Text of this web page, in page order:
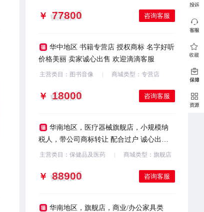
￥ 咨询客服
华中地区 书籍专营店 授权商标 名字好听
价格美丽 卖家诚心出售 欢迎滴滴客服
主营类目：图书音像 商城类型：专营店
￥ 咨询客服
华南地区，医疗器械旗舰店，小规模纳
税人，带公司商标转让 配合过户 诚心出售
欢迎咨询
主营类目：保健品及医药 商城类型：旗舰店
￥ 咨询客服
华南地区，旗舰店，商业/办公家具类